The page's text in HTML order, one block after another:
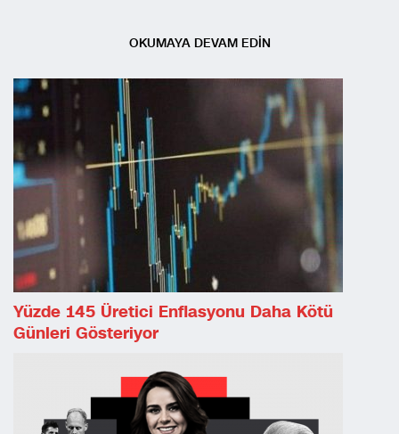
OKUMAYA DEVAM EDİN
Yüzde 145 Üretici Enflasyonu Daha Kötü
Günleri Gösteriyor